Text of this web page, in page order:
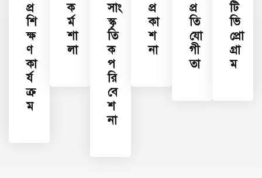
প্র
শি
ক্ষ
ণ
কা
র্য
ক্র
ম
ক
র্ম
শা
লা
সাং
স্কৃ
তি
ক
প
রি
বে
শ
না
প্র
কা
শ
না
প্র
তি
যো
গী
তা
টি
ভি
প্রো
গ্রা
ম